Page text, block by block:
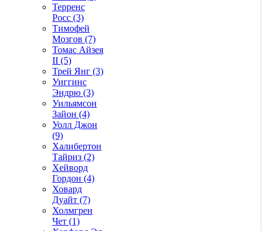
Терренс
Росс (3)
Тимофей
Мозгов (7)
Томас Айзея
II (5)
Трей Янг (3)
Уиггинс
Эндрю (3)
Уильямсон
Зайон (4)
Уолл Джон
(9)
Халибертон
Тайриз (2)
Хейворд
Гордон (4)
Ховард
Дуайт (7)
Холмгрен
Чет (1)